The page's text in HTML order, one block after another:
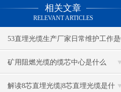
相关文章
RELEVANT ARTICLES
53直埋光缆生产厂家日常维护工作是
什么
矿用阻燃光缆的缆芯中心是什么
解读8芯直埋光缆|8芯直埋光缆是什